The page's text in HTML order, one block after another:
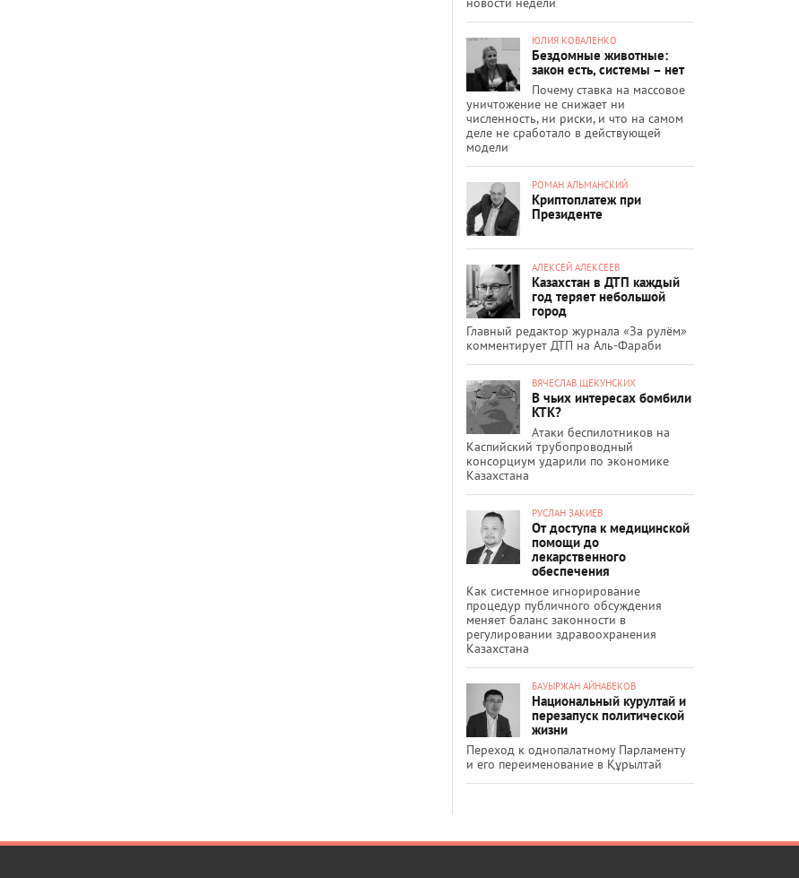
ЮЛИЯ КОВАЛЕНКО
Бездомные животные:
закон есть, системы – нет
Почему ставка на массовое
уничтожение не снижает ни
численность, ни риски, и что на самом
деле не сработало в действующей
модели
РОМАН АЛЬМАНСКИЙ
Криптоплатеж при
Президенте
АЛЕКСЕЙ АЛЕКСЕЕВ
Казахстан в ДТП каждый
год теряет небольшой
город
Главный редактор журнала «За рулём»
комментирует ДТП на Аль-Фараби
ВЯЧЕСЛАВ ЩЕКУНСКИХ
В чьих интересах бомбили
КТК?
Атаки беспилотников на
Каспийский трубопроводный
консорциум ударили по экономике
Казахстана
РУСЛАН ЗАКИЕВ
От доступа к медицинской
помощи до
лекарственного
обеспечения
Как системное игнорирование
процедур публичного обсуждения
меняет баланс законности в
регулировании здравоохранения
Казахстана
БАУЫРЖАН АЙНАБЕКОВ
Национальный курултай и
перезапуск политической
жизни
Переход к однопалатному Парламенту
и его переименование в Құрылтай